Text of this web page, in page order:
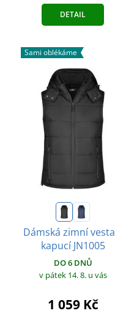
DETAIL
Sami oblékáme
Dámská zimní
kapucí JN1005
DO 6 DNŮ
v pátek 14. 8. u vás
1 059 Kč